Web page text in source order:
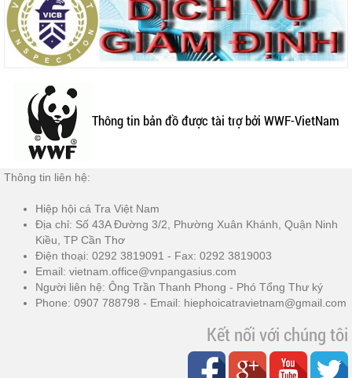
Thông tin bản đồ được tài trợ bởi WWF-VietNam
Thông tin liên hệ:
Hiệp hội cá Tra Việt Nam
Địa chỉ: Số 43A Đường 3/2, Phường Xuân Khánh, Quận Ninh
Kiều, TP Cần Thơ
Điện thoại: 0292 3819091 - Fax: 0292 3819003
Email: vietnam.office@vnpangasius.com
Người liên hệ: Ông Trần Thanh Phong - Phó Tổng Thư ký
Phone: 0907 788798 - Email: hiephoicatravietnam@gmail.com
Kết nối với chúng tôi